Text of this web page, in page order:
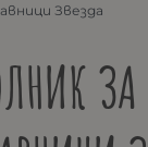
Звезда